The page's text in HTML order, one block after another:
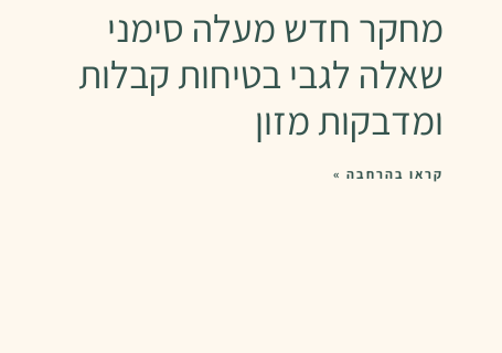
מחקר חדש מעלה סימני
שאלה לגבי בטיחות קבלות
ומדבקות מזון
קראו בהרחבה »